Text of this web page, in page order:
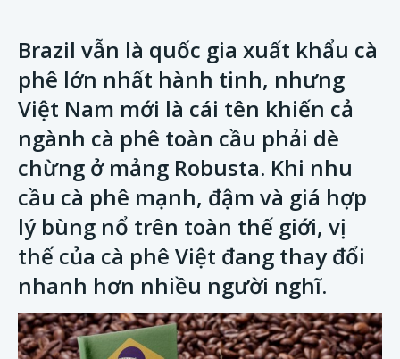
Brazil vẫn là quốc gia xuất khẩu cà
phê lớn nhất hành tinh, nhưng
Việt Nam mới là cái tên khiến cả
ngành cà phê toàn cầu phải dè
chừng ở mảng Robusta. Khi nhu
cầu cà phê mạnh, đậm và giá hợp
lý bùng nổ trên toàn thế giới, vị
thế của cà phê Việt đang thay đổi
nhanh hơn nhiều người nghĩ.